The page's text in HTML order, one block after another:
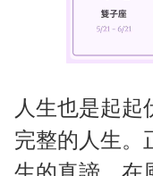
人生也是起起
完整的人生。